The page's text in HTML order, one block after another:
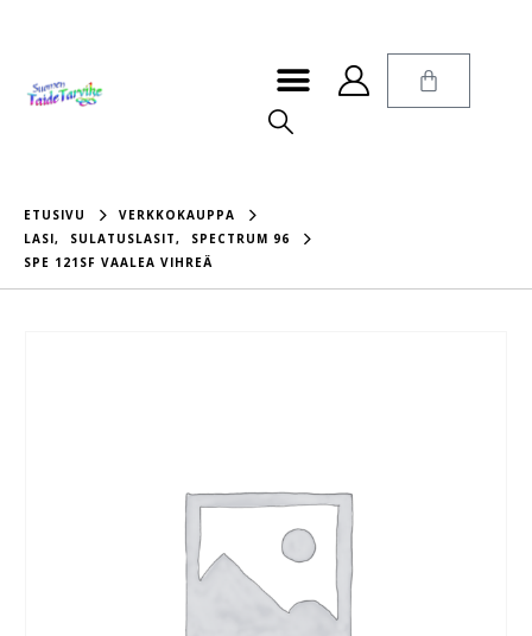
ETUSIVU
VERKKOKAUPPA
LASI, SULATUSLASIT,
SPECTRUM 96
SPE 121SF VAALEA VIHREÄ